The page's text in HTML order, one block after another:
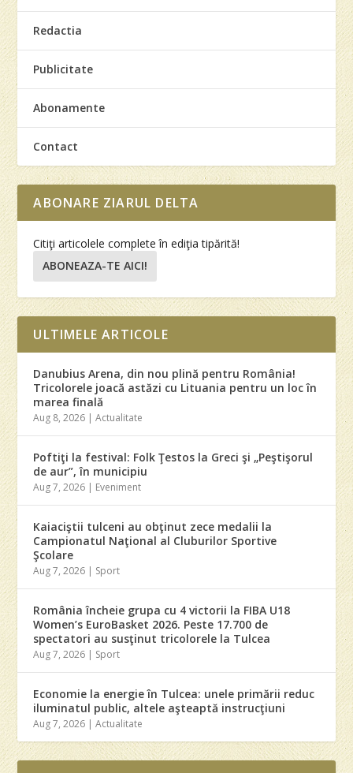
Redactia
Publicitate
Abonamente
Contact
ABONARE ZIARUL DELTA
Citiţi articolele complete în ediţia tipărită!
ABONEAZA-TE AICI!
ULTIMELE ARTICOLE
Danubius Arena, din nou plină pentru România!
Tricolorele joacă astăzi cu Lituania pentru un loc în
marea finală
Aug 8, 2026 |Actualitate
Poftiţi la festival: Folk Ţestos la Greci şi „Peştişorul
de aur”, în municipiu
Aug 7, 2026 | Eveniment
Kaiaciştii tulceni au obţinut zece medalii la
Campionatul Naţional al Cluburilor Sportive
Şcolare
Aug 7, 2026 | Sport
România încheie grupa cu 4 victorii la FIBA U18
Women’s EuroBasket 2026. Peste 17.700 de
spectatori au susţinut tricolorele la Tulcea
Aug 7, 2026 | Sport
Economie la energie în Tulcea: unele primării reduc
iluminatul public, altele aşteaptă instrucţiuni
Aug 7, 2026 |Actualitate